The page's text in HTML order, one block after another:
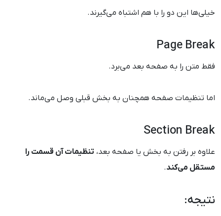
خیلی‌ها این دو را با هم اشتباه می‌گیرند.
Page Break
فقط متن را به صفحه بعد می‌برد.
اما تنظیمات صفحه همچنان به بخش قبلی وصل می‌ماند.
Section Break
علاوه بر رفتن به بخش یا صفحه بعد، تنظیمات آن قسمت را
مستقل می‌کند.
نتیجه: